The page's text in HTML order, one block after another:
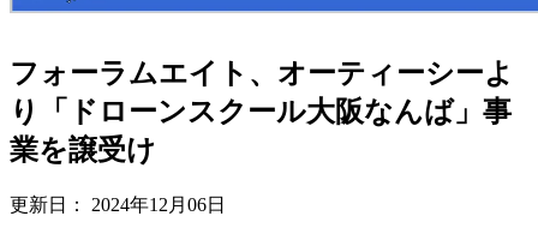
フォーラムエイト、オーティーシーよ
り「ドローンスクール大阪なんば」事
業を譲受け
更新日： 2024年12月06日